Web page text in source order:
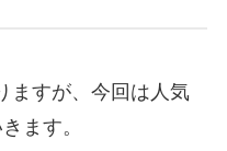
ますが、今回は人気
ます。